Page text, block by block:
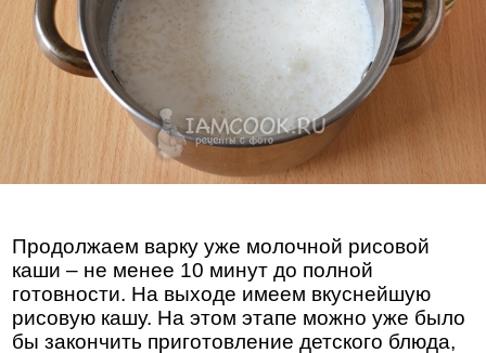
Продолжаем варку уже молочной рисовой
каши – не менее 10 минут до полной
готовности. На выходе имеем вкуснейшую
рисовую кашу. На этом этапе можно уже было
бы закончить приготовление детского блюда,